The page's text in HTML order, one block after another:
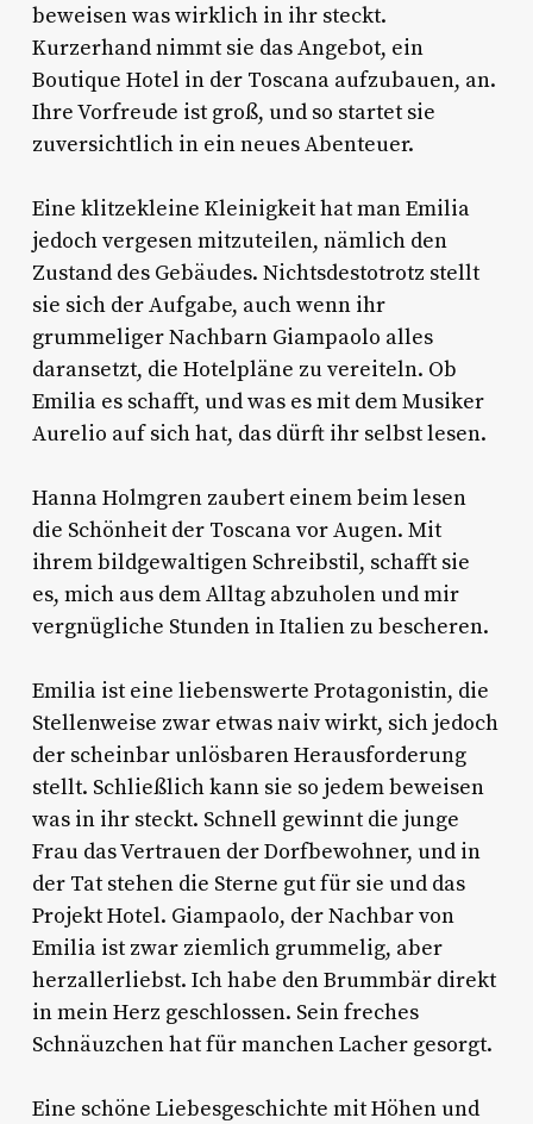
beweisen was wirklich in ihr steckt.
Kurzerhand nimmt sie das Angebot, ein
Boutique Hotel in der Toscana aufzubauen, an.
Ihre Vorfreude ist groß, und so startet sie
zuversichtlich in ein neues Abenteuer.
Eine klitzekleine Kleinigkeit hat man Emilia
jedoch vergesen mitzuteilen, nämlich den
Zustand des Gebäudes. Nichtsdestotrotz stellt
sie sich der Aufgabe, auch wenn ihr
grummeliger Nachbarn Giampaolo alles
daransetzt, die Hotelpläne zu vereiteln. Ob
Emilia es schafft, und was es mit dem Musiker
Aurelio auf sich hat, das dürft ihr selbst lesen.
Hanna Holmgren zaubert einem beim lesen
die Schönheit der Toscana vor Augen. Mit
ihrem bildgewaltigen Schreibstil, schafft sie
es, mich aus dem Alltag abzuholen und mir
vergnügliche Stunden in Italien zu bescheren.
Emilia ist eine liebenswerte Protagonistin, die
Stellenweise zwar etwas naiv wirkt, sich jedoch
der scheinbar unlösbaren Herausforderung
stellt. Schließlich kann sie so jedem beweisen
was in ihr steckt. Schnell gewinnt die junge
Frau das Vertrauen der Dorfbewohner, und in
der Tat stehen die Sterne gut für sie und das
Projekt Hotel. Giampaolo, der Nachbar von
Emilia ist zwar ziemlich grummelig, aber
herzallerliebst. Ich habe den Brummbär direkt
in mein Herz geschlossen. Sein freches
Schnäuzchen hat für manchen Lacher gesorgt.
Eine schöne Liebesgeschichte mit Höhen und